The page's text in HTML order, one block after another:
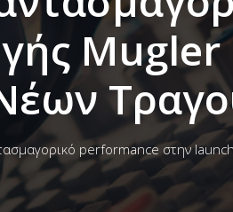
Mugler
performance στην